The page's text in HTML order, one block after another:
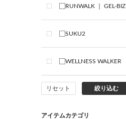
RUNWALK ｜ GEL-BIZ
SUKU2
WELLNESS WALKER
リセット 絞り込む
アイテムカテゴリ